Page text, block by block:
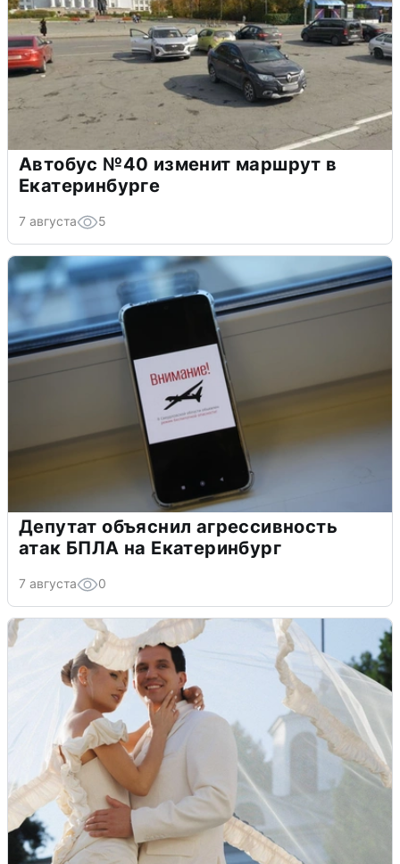
Автобус №40 изменит маршрут в
Екатеринбурге
7 августа 5
Депутат объяснил агрессивность
атак БПЛА на Екатеринбург
7 августа 0